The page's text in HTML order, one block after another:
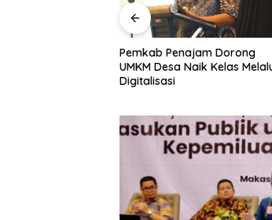
PPU Gelar Roadshow
Penyelarasan Program
Hadapi Efisiensi Anggaran